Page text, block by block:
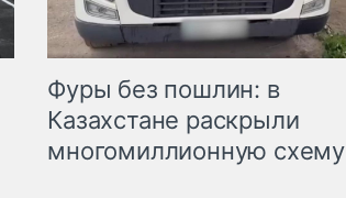
Фуры без пошлин: в
Казахстане раскрыли
многомиллионную схему